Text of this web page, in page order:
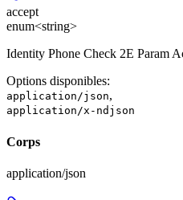
accept
enum<string>
Identity Phone Check 2E Param
Options disponibles:
application/json,
application/x-ndjson
Corps
application/json